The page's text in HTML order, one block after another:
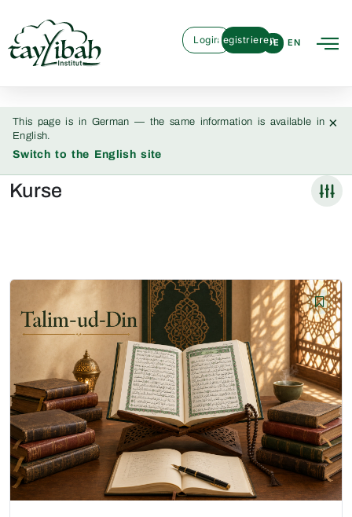
DE EN
LoginRegistrieren
This page is in German — the same information is available in
English.
Switch to the English site
×
Kurse